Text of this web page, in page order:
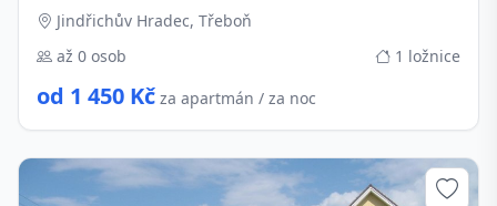
Jindřichův Hradec, Třeboň
až 0 osob
1 ložnice
od 1 450 Kč za apartmán / za noc